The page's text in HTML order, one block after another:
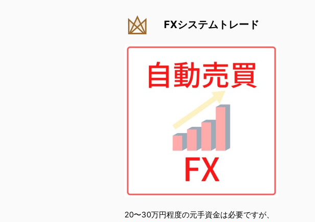
FXシステムトレード
20〜30万円程度の元手資金は必要ですが、